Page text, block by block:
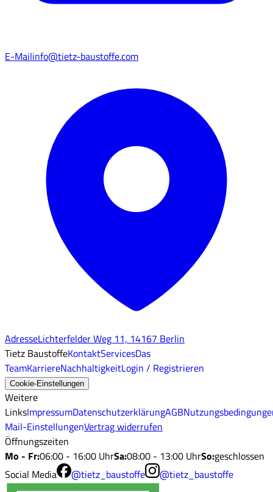
E-Mailinfo@tietz-baustoffe.com
AdresseLichterfelder Weg 11, 14167 Berlin
Tietz BaustoffeKontaktServicesDas
TeamKarriereNachhaltigkeitLogin / Registrieren
Cookie-Einstellungen
Weitere
LinksImpressumDatenschutzerklärungAGB
Mail-EinstellungenVertrag widerrufen
Öffnungszeiten
Mo - Fr:06:00 - 16:00 UhrSa:08:00 - 13:00 UhrSo:geschlossen
Social Media
@tietz_baustoffe @tietz_baustoffe